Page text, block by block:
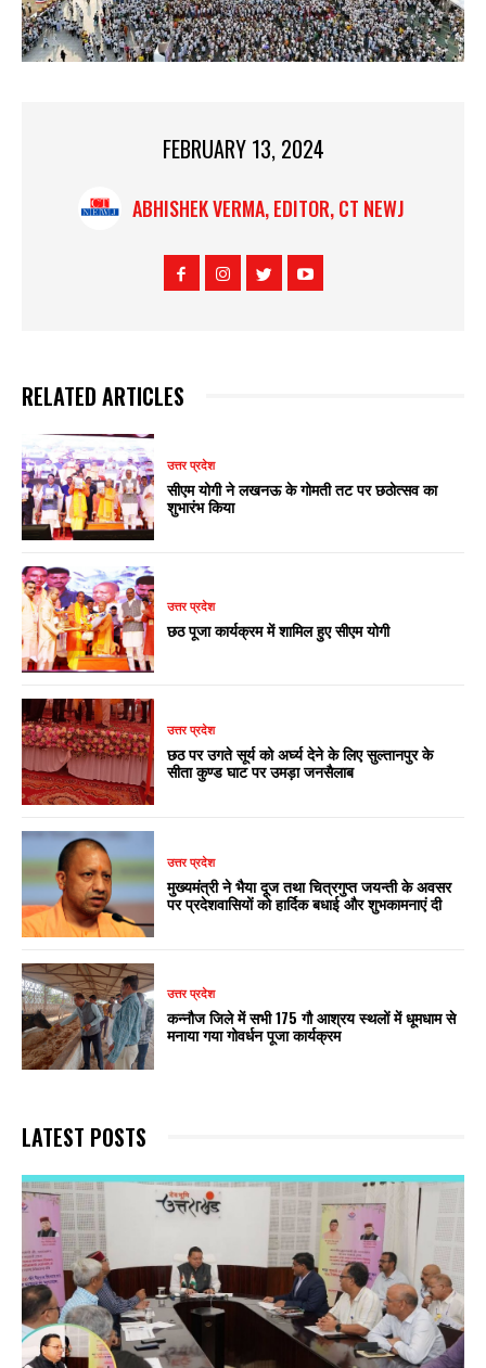
FEBRUARY 13, 2024
ABHISHEK VERMA, EDITOR, CT NEWJ
RELATED ARTICLES
उत्तर प्रदेश
सीएम योगी ने लखनऊ के गोमती तट पर छठोत्सव का
शुभारंभ किया
उत्तर प्रदेश
छठ पूजा कार्यक्रम में शामिल हुए सीएम योगी
उत्तर प्रदेश
छठ पर उगते सूर्य को अर्घ्य देने के लिए सुल्तानपुर के
सीता कुण्ड घाट पर उमड़ा जनसैलाब
उत्तर प्रदेश
मुख्यमंत्री ने भैया दूज तथा चित्रगुप्त जयन्ती के अवसर
पर प्रदेशवासियों को हार्दिक बधाई और शुभकामनाएं दी
उत्तर प्रदेश
कन्नौज जिले में सभी 175 गौ आश्रय स्थलों में धूमधाम से
मनाया गया गोवर्धन पूजा कार्यक्रम
LATEST POSTS